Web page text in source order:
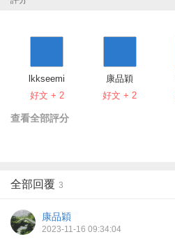
lkkseemi
好文 + 2
康品穎
好文 + 2
查看全部評分
全部回覆 3
康品穎
2023-11-16 09:34:04